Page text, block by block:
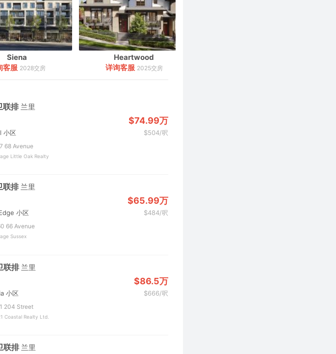
Siena
客服 2028交房
Heartwood
详询客服 2025交房
联排 兰里
$74.99万
小区 $504/呎
68 Avenue
Little Oak Realty
联排 兰里
$65.99万
小区 $484/呎
66 Avenue
Sussex
联排 兰里
$86.5万
小区 $666/呎
204 Street
Coastal Realty Ltd.
联排 兰里